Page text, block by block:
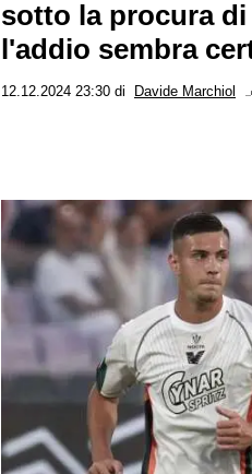
sotto la procura
l'addio sembra
12.12.2024 23:30 di Davide Marchiol